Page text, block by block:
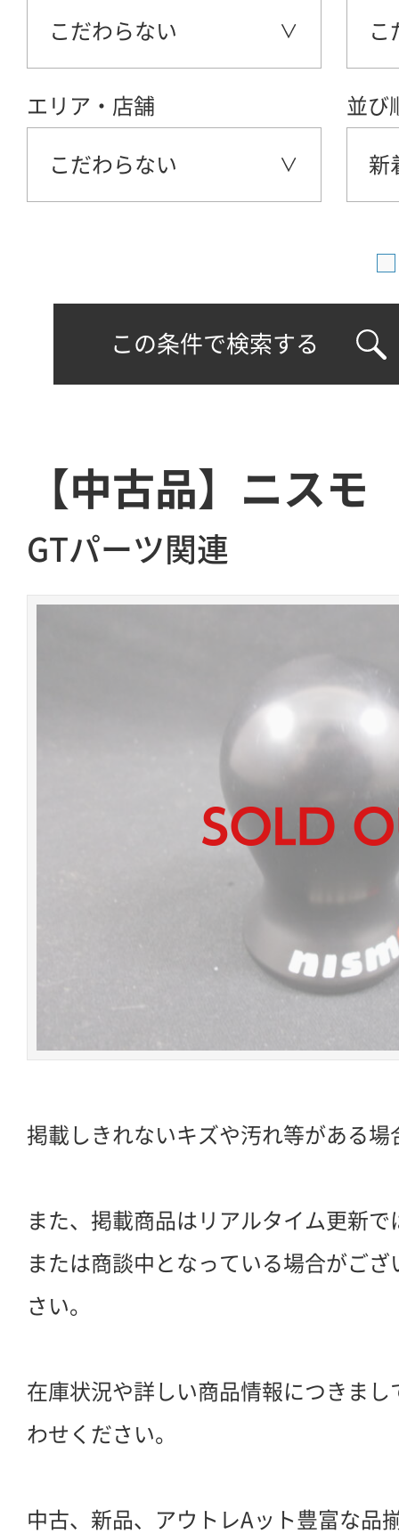
こだわらない こ
エリア・店舗
こだわらない
並び
新
この条件で検索する
【中古品】ニス
GTパーツ関連
掲載しきれないキズや汚れ等がある場
また、掲載商品はリアルタイム更新
または商談中となっている場合がご
さい。
在庫状況や詳しい商品情報につきま
わせください。
中古、新品、アウトレAット豊富な品